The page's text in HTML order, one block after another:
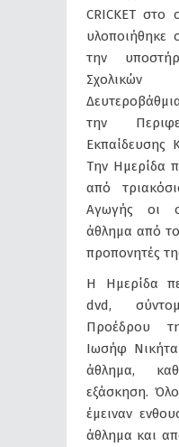
CRICKET στο
υλοποιήθηκε
την
την
Εκπαίδευσης
Tην Ημερίδα
από
Αγωγής οι
άθλημα από
προπονητές
Η Ημερίδα
dvd,
Προέδρου
Ιωσήφ
άθλημα,
εξάσκηση.
έμειναν
άθλημα και